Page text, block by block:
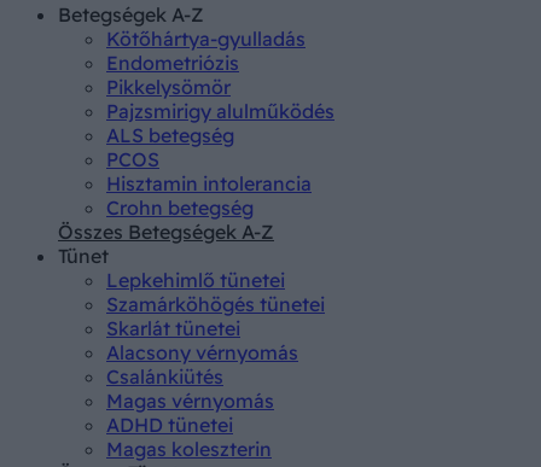
Betegségek A-Z
Kötőhártya-gyulladás
Endometriózis
Pikkelysömör
Pajzsmirigy alulműködés
ALS betegség
PCOS
Hisztamin intolerancia
Crohn betegség
Összes Betegségek A-Z
Tünet
Lepkehimlő tünetei
Szamárköhögés tünetei
Skarlát tünetei
Alacsony vérnyomás
Csalánkiütés
Magas vérnyomás
ADHD tünetei
Magas koleszterin